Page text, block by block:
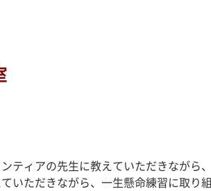
ティアの先生に教えていただきなが
いただきながら、一生懸命練習に取り